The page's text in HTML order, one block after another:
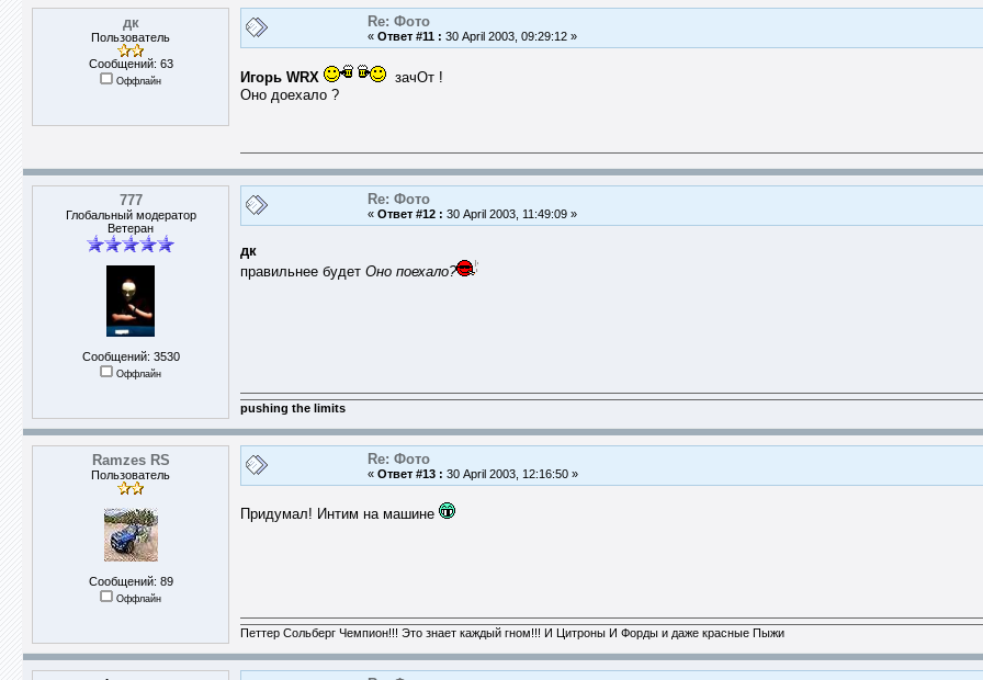
дк
Пользователь
Сообщений: 63
Оффлайн
Re: Фото
« Ответ #11 : 30 April 2003, 09:29:12 »
Игорь WRX
зачОт !
Оно доехало ?
777
Глобальный модератор
Ветеран
Сообщений: 3530
Оффлайн
Re: Фото
« Ответ #12 : 30 April 2003, 11:49:09 »
дк
правильнее будет Оно поехало?
pushing the limits
Ramzes RS
Пользователь
Сообщений: 89
Оффлайн
Re: Фото
« Ответ #13 : 30 April 2003, 12:16:50 »
Придумал! Интим на машине
Петтер Сольберг Чемпион!!! Это знает каждый гном!!! И Цитроны И Форды и даже красные Пыжи